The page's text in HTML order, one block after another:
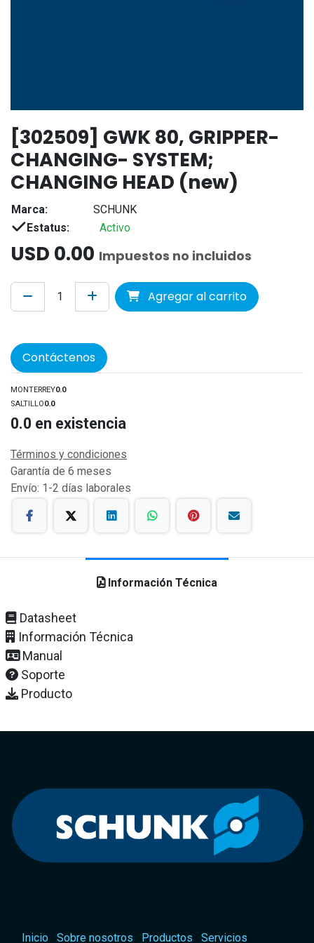
[302509] GWK 80, GRIPPER-
CHANGING- SYSTEM;
CHANGING HEAD (new)
Marca:
SCHUNK
Estatus:
Activo
USD 0.00 Impuestos no incluidos
Agregar al carrito
Contáctenos
MONTERREY0.0
SALTILLO0.0
0.0 en existencia
Términos y condiciones
Garantía de 6 meses
Envío: 1-2 días laborales
Información Técnica
Datasheet
Información Técnica
Manual
Soporte
Producto
Inicio Sobre nosotros Productos Servicios